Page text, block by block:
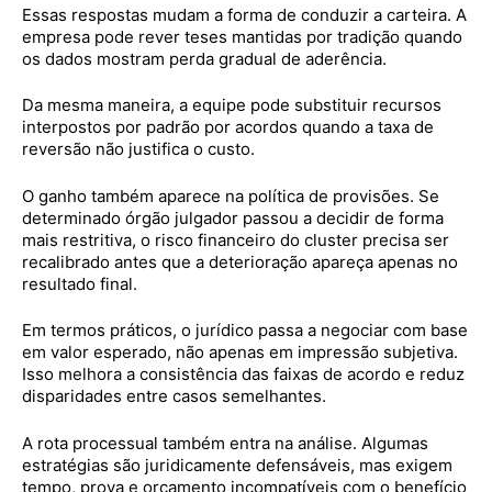
Essas respostas mudam a forma de conduzir a carteira. A
empresa pode rever teses mantidas por tradição quando
os dados mostram perda gradual de aderência.
Da mesma maneira, a equipe pode substituir recursos
interpostos por padrão por acordos quando a taxa de
reversão não justifica o custo.
O ganho também aparece na política de provisões. Se
determinado órgão julgador passou a decidir de forma
mais restritiva, o risco financeiro do cluster precisa ser
recalibrado antes que a deterioração apareça apenas no
resultado final.
Em termos práticos, o jurídico passa a negociar com base
em valor esperado, não apenas em impressão subjetiva.
Isso melhora a consistência das faixas de acordo e reduz
disparidades entre casos semelhantes.
A rota processual também entra na análise. Algumas
estratégias são juridicamente defensáveis, mas exigem
tempo, prova e orçamento incompatíveis com o benefício